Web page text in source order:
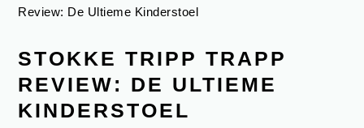
Review: De Ultieme Kinderstoel
STOKKE TRIPP TRAPP
REVIEW: DE ULTIEME
KINDERSTOEL